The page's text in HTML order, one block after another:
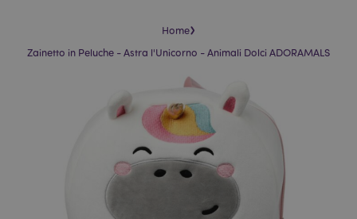
Home›
Zainetto in Peluche - Astra l'Unicorno - Animali Dolci ADORAMALS